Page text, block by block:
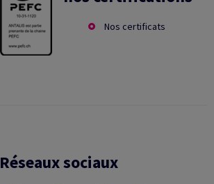
Nos certificats
Réseaux sociaux